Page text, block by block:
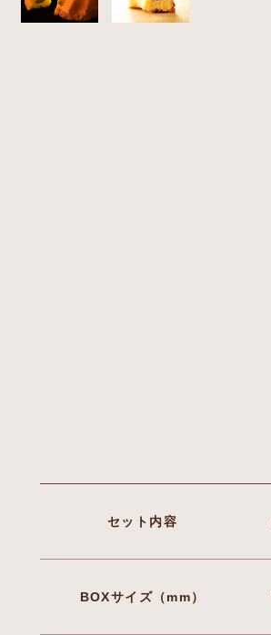
セット内容
BOXサイズ（mm）